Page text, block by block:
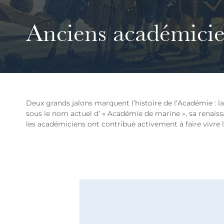
Anciens
Deux grands jalons marquent l’histoire de l’Académie :
sous le nom actuel d’ « Académie de marine », sa
les académiciens ont contribué activement à faire vivre